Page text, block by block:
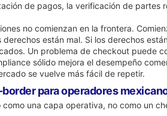
de pagos, la verificación de
no comienzan en la frontera.
están mal. Si los derechos
Un problema de checkout puede
sólido mejora el desempeño
se vuelve más fácil de repetir.
para operadores
una capa operativa, no como un